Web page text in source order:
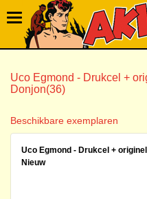
Uco Egmond - Drukcel +
Donjon(36)
Beschikbare exemplaren
Uco Egmond - Drukcel +
Nieuw